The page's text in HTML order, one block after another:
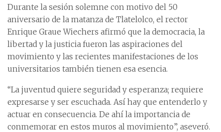
Durante la sesión solemne con motivo del 50
aniversario de la matanza de Tlatelolco, el rector
Enrique Graue Wiechers afirmó que la democracia, la
libertad y la justicia fueron las aspiraciones del
movimiento y las recientes manifestaciones de los
universitarios también tienen esa esencia.
“La juventud quiere seguridad y esperanza; requiere
expresarse y ser escuchada. Así hay que entenderlo y
actuar en consecuencia. De ahí la importancia de
conmemorar en estos muros al movimiento”, aseveró.